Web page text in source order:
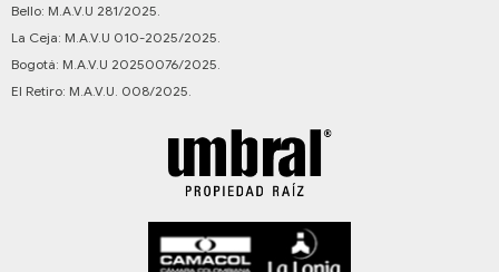
Bello: M.A.V.U 281/2025.
La Ceja: M.A.V.U 010-2025/2025.
Bogotá: M.A.V.U 20250076/2025.
El Retiro: M.A.V.U. 008/2025.